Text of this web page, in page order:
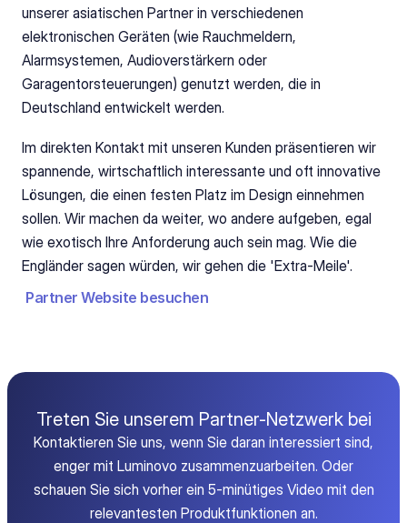
unserer asiatischen Partner in verschiedenen
elektronischen Geräten (wie Rauchmeldern,
Alarmsystemen, Audioverstärkern oder
Garagentorsteuerungen) genutzt werden, die in
Deutschland entwickelt werden.
Im direkten Kontakt mit unseren Kunden präsentieren wir
spannende, wirtschaftlich interessante und oft innovative
Lösungen, die einen festen Platz im Design einnehmen
sollen. Wir machen da weiter, wo andere aufgeben, egal
wie exotisch Ihre Anforderung auch sein mag. Wie die
Engländer sagen würden, wir gehen die 'Extra-Meile'.
Partner Website besuchen
Treten Sie unserem Partner-Netzwerk bei
Kontaktieren Sie uns, wenn Sie daran interessiert sind,
enger mit Luminovo zusammenzuarbeiten. Oder
schauen Sie sich vorher ein 5-minütiges Video mit den
relevantesten Produktfunktionen an.